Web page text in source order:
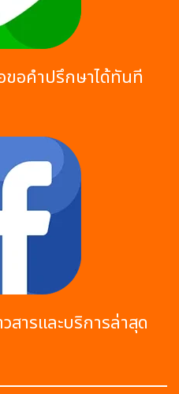
อคำปรึกษาได้ทันที
สารและบริการล่าสุด